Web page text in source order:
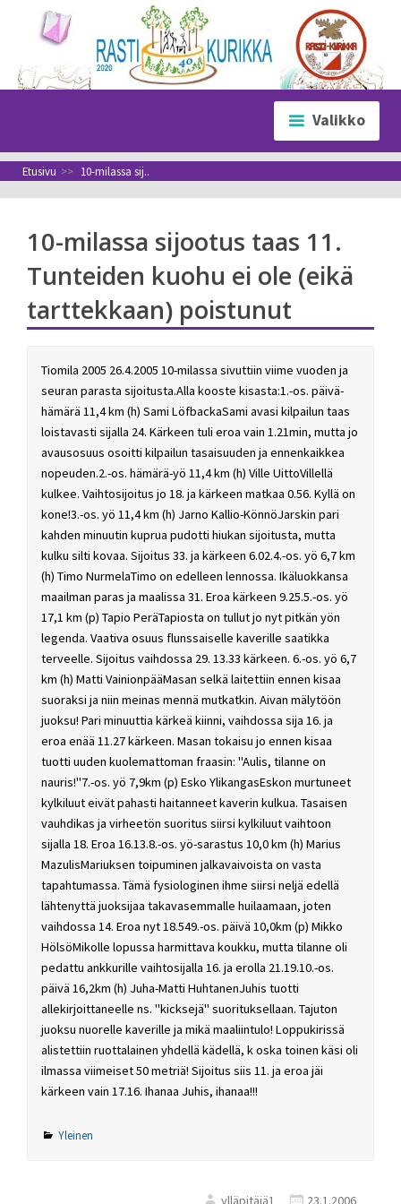
sisältöön
Valikko
Etusivu >> 10-milassa sij..
10-milassa sijootus taas 11.
Tunteiden kuohu ei ole (eikä
tarttekkaan) poistunut
Tiomila 2005 26.4.2005 10-milassa sivuttiin viime vuoden ja
seuran parasta sijoitusta.Alla kooste kisasta:1.-os. päivä-
hämärä 11,4 km (h) Sami LöfbackaSami avasi kilpailun taas
loistavasti sijalla 24. Kärkeen tuli eroa vain 1.21min, mutta jo
avausosuus osoitti kilpailun tasaisuuden ja ennenkaikkea
nopeuden.2.-os. hämärä-yö 11,4 km (h) Ville UittoVillellä
kulkee. Vaihtosijoitus jo 18. ja kärkeen matkaa 0.56. Kyllä on
kone!3.-os. yö 11,4 km (h) Jarno Kallio-KönnöJarskin pari
kahden minuutin kuprua pudotti hiukan sijoitusta, mutta
kulku silti kovaa. Sijoitus 33. ja kärkeen 6.02.4.-os. yö 6,7 km
(h) Timo NurmelaTimo on edelleen lennossa. Ikäluokkansa
maailman paras ja maalissa 31. Eroa kärkeen 9.25.5.-os. yö
17,1 km (p) Tapio PeräTapiosta on tullut jo nyt pitkän yön
legenda. Vaativa osuus flunssaiselle kaverille saatikka
terveelle. Sijoitus vaihdossa 29. 13.33 kärkeen. 6.-os. yö 6,7
km (h) Matti VainionpääMasan selkä laitettiin ennen kisaa
suoraksi ja niin meinas mennä mutkatkin. Aivan mälytöön
juoksu! Pari minuuttia kärkeä kiinni, vaihdossa sija 16. ja
eroa enää 11.27 kärkeen. Masan tokaisu jo ennen kisaa
tuotti uuden kuolemattoman fraasin: "Aulis, tilanne on
nauris!"7.-os. yö 7,9km (p) Esko YlikangasEskon murtuneet
kylkiluut eivät pahasti haitanneet kaverin kulkua. Tasaisen
vauhdikas ja virheetön suoritus siirsi kylkiluut vaihtoon
sijalla 18. Eroa 16.13.8.-os. yö-sarastus 10,0 km (h) Marius
MazulisMariuksen toipuminen jalkavaivoista on vasta
tapahtumassa. Tämä fysiologinen ihme siirsi neljä edellä
lähtenyttä juoksijaa takavasemmalle huilaamaan, joten
vaihdossa 14. Eroa nyt 18.549.-os. päivä 10,0km (p) Mikko
HölsöMikolle lopussa harmittava koukku, mutta tilanne oli
pedattu ankkurille vaihtosijalla 16. ja erolla 21.19.10.-os.
päivä 16,2km (h) Juha-Matti HuhtanenJuhis tuotti
allekirjoittaneelle ns. "kicksejä" suorituksellaan. Tajuton
juoksu nuorelle kaverille ja mikä maaliintulo! Loppukirissä
alistettiin ruottalainen yhdellä kädellä, k oska toinen käsi oli
ilmassa viimeiset 50 metriä! Sijoitus siis 11. ja eroa jäi
kärkeen vain 17.16. Ihanaa Juhis, ihanaa!!!
Yleinen